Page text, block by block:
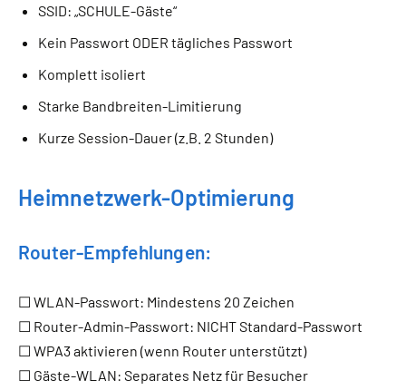
SSID: „SCHULE-Gäste“
Kein Passwort ODER tägliches Passwort
Komplett isoliert
Starke Bandbreiten-Limitierung
Kurze Session-Dauer (z.B. 2 Stunden)
Heimnetzwerk-Optimierung
Router-Empfehlungen:
☐ WLAN-Passwort: Mindestens 20 Zeichen
☐ Router-Admin-Passwort: NICHT Standard-Passwort
☐ WPA3 aktivieren (wenn Router unterstützt)
☐ Gäste-WLAN: Separates Netz für Besucher